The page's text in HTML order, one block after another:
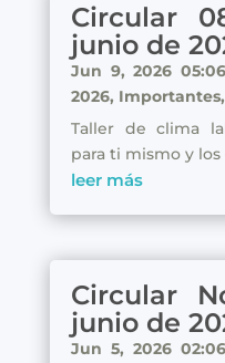
Circular
junio de
Jun 9, 2026
2026, Importantes,
Taller de clima
para ti mismo y los
leer más
Circular
junio de
Jun 5, 2026